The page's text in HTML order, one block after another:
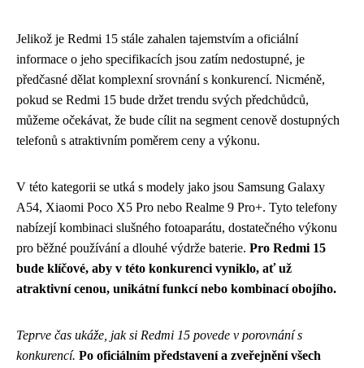
Jelikož je Redmi 15 stále zahalen tajemstvím a oficiální
informace o jeho specifikacích jsou zatím nedostupné, je
předčasné dělat komplexní srovnání s konkurencí. Nicméně,
pokud se Redmi 15 bude držet trendu svých předchůdců,
můžeme očekávat, že bude cílit na segment cenově dostupných
telefonů s atraktivním poměrem ceny a výkonu.
V této kategorii se utká s modely jako jsou Samsung Galaxy
A54, Xiaomi Poco X5 Pro nebo Realme 9 Pro+. Tyto telefony
nabízejí kombinaci slušného fotoaparátu, dostatečného výkonu
pro běžné používání a dlouhé výdrže baterie. Pro Redmi 15
bude klíčové, aby v této konkurenci vyniklo, ať už
atraktivní cenou, unikátní funkcí nebo kombinací obojího.
Teprve čas ukáže, jak si Redmi 15 povede v porovnání s
konkurencí. Po oficiálním představení a zveřejnění všech